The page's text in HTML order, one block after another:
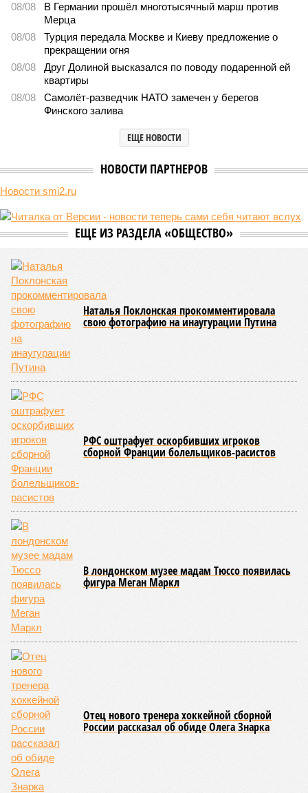
08/08
В Германии прошёл многотысячный марш против
Мерца
08/08
Турция передала Москве и Киеву предложение о
прекращении огня
08/08
Друг Долиной высказался по поводу подаренной ей
квартиры
08/08
Самолёт-разведчик НАТО замечен у берегов
Финского залива
ЕЩЕ НОВОСТИ
НОВОСТИ ПАРТНЕРОВ
Новости smi2.ru
ЕЩЕ ИЗ РАЗДЕЛА «ОБЩЕСТВО»
Наталья Поклонская прокомментировала
свою фотографию на инаугурации Путина
РФС оштрафует оскорбивших игроков
сборной Франции болельщиков-расистов
В лондонском музее мадам Тюссо появилась
фигура Меган Маркл
Отец нового тренера хоккейной сборной
России рассказал об обиде Олега Знарка